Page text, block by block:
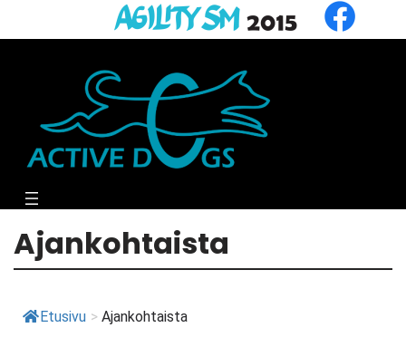
Ajankohtaista
Etusivu > Ajankohtaista